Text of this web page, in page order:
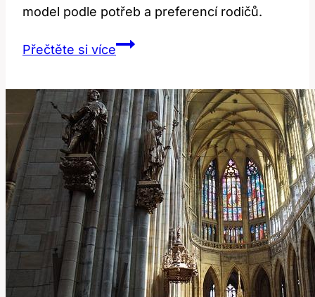
model podle potřeb a preferencí rodičů.
Přečtěte si víceStroller:
Význam
pro
Rodiče